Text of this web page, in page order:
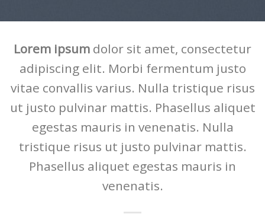
Lorem ipsum dolor sit amet, consectetur
adipiscing elit. Morbi fermentum justo
vitae convallis varius. Nulla tristique risus
ut justo pulvinar mattis. Phasellus aliquet
egestas mauris in venenatis. Nulla
tristique risus ut justo pulvinar mattis.
Phasellus aliquet egestas mauris in
venenatis.